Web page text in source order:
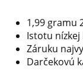
1,99 gramu
Istotu nízkej
Záruku
Darčekovú